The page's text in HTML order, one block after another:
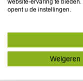
website-ervaring te
opent u de instellingen.
Weigeren